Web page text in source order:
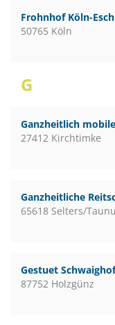
Frohnhof Köln-Esch
50765 Köln
G
Ganzheitlich
27412 Kirchtimke
Ganzheitliche
65618 Selters/
Gestuet
87752 Holzgünz